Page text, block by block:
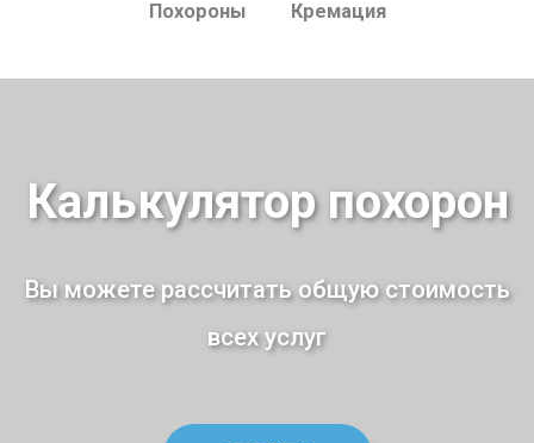
Похороны Кремация
Калькулятор похорон
Вы можете рассчитать общую стоимость
всех услуг